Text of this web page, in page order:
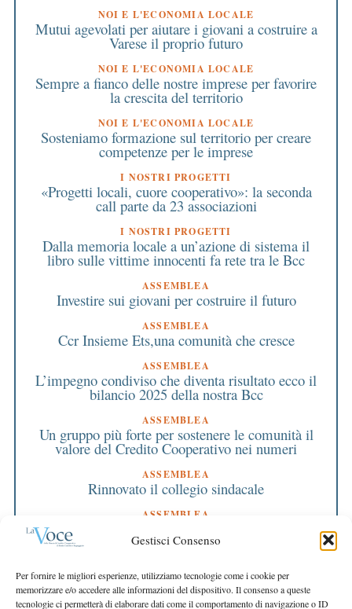
Gestisci Consenso
Per fornire le migliori esperienze, utilizziamo tecnologie come i cookie per
memorizzare e/o accedere alle informazioni del dispositivo. Il consenso a queste
tecnologie ci permetterà di elaborare dati come il comportamento di navigazione o ID
NOI E L'ECONOMIA LOCALE
Mutui agevolati per aiutare i giovani a costruire a
Varese il proprio futuro
NOI E L'ECONOMIA LOCALE
Sempre a fianco delle nostre imprese per favorire
la crescita del territorio
NOI E L'ECONOMIA LOCALE
Sosteniamo formazione sul territorio per creare
competenze per le imprese
I NOSTRI PROGETTI
«Progetti locali, cuore cooperativo»: la seconda
call parte da 23 associazioni
I NOSTRI PROGETTI
Dalla memoria locale a un’azione di sistema il
libro sulle vittime innocenti fa rete tra le Bcc
ASSEMBLEA
Investire sui giovani per costruire il futuro
ASSEMBLEA
Ccr Insieme Ets,una comunità che cresce
ASSEMBLEA
L’impegno condiviso che diventa risultato ecco il
bilancio 2025 della nostra Bcc
ASSEMBLEA
Un gruppo più forte per sostenere le comunità il
valore del Credito Cooperativo nei numeri
ASSEMBLEA
Rinnovato il collegio sindacale
ASSEMBLEA
Bilancio approvato all’unanimità e 2 milioni
destinati al territorio
EDITORIALE DIRETTORE
Crescere restando riconoscibili